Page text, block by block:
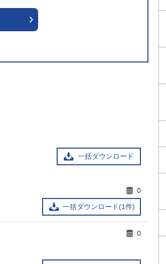
一括ダウンロード
一括ダウンロード(1件)
0
0